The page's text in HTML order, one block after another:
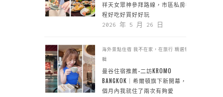
祥天女眾神參拜路線，市區私房行
程好吃好買好好玩
2026 年 5 月 26 日
海外景點住宿 我不在家，在旅行 精選特
輯
曼谷住宿推薦-二訪KROMO
BANGKOK｜希爾頓旗下新開幕，一
個月內我就住了兩次有夠愛